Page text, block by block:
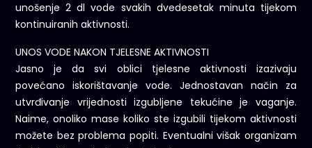
unošenje 2 dl vode svakih dvedesetak minuta tijekom
kontinuiranih aktivnosti.
UNOS VODE NAKON TJELESNE AKTIVNOSTI
Jasno je da svi oblici tjelesne aktivnosti izazivaju
povećano iskorištavanje vode. Jednostavan način za
utvrđivanje vrijednosti izgubljene tekućine je vaganje.
Naime, onoliko mase koliko ste izgubili tijekom aktivnosti
možete bez problema popiti. Eventualni višak organizam